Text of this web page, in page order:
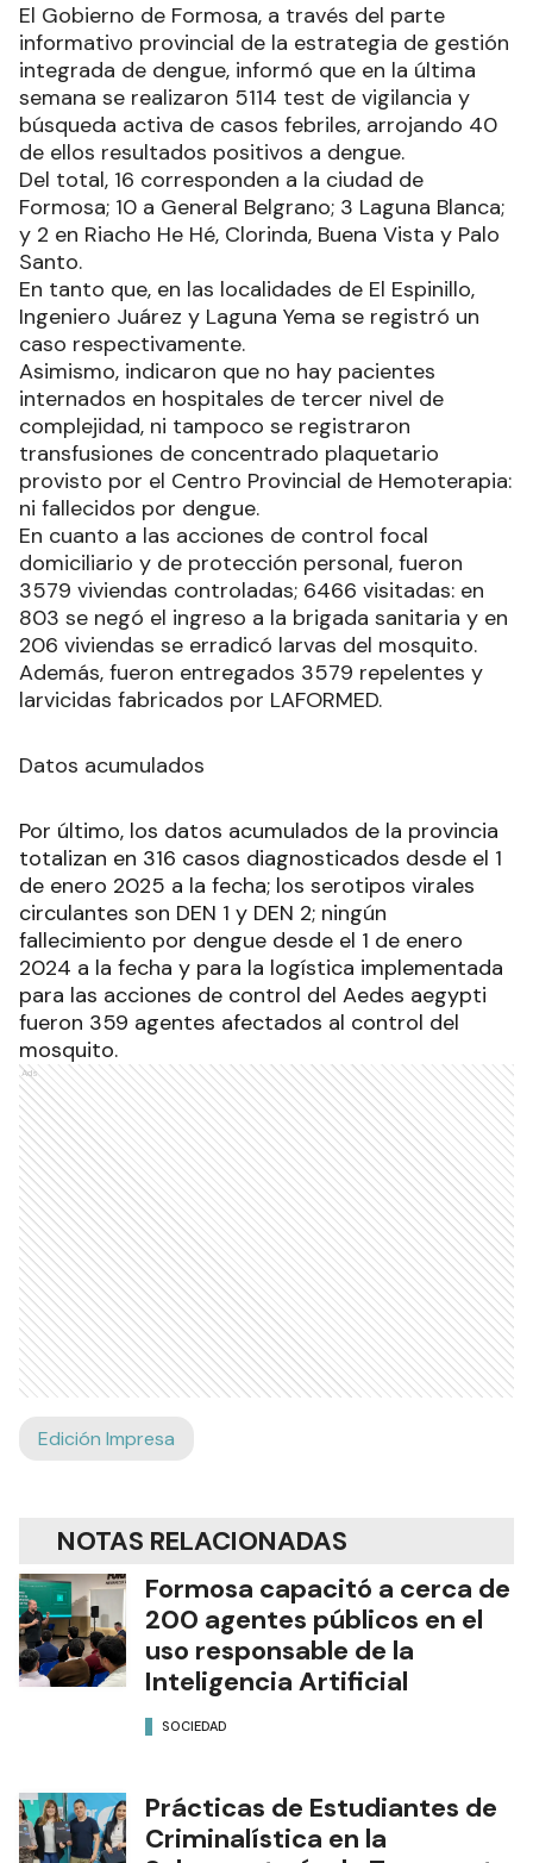
El Gobierno de Formosa, a través del parte
informativo provincial de la estrategia de gestión
integrada de dengue, informó que en la última
semana se realizaron 5114 test de vigilancia y
búsqueda activa de casos febriles, arrojando 40
de ellos resultados positivos a dengue.
Del total, 16 corresponden a la ciudad de
Formosa; 10 a General Belgrano; 3 Laguna Blanca;
y 2 en Riacho He Hé, Clorinda, Buena Vista y Palo
Santo.
En tanto que, en las localidades de El Espinillo,
Ingeniero Juárez y Laguna Yema se registró un
caso respectivamente.
Asimismo, indicaron que no hay pacientes
internados en hospitales de tercer nivel de
complejidad, ni tampoco se registraron
transfusiones de concentrado plaquetario
provisto por el Centro Provincial de Hemoterapia:
ni fallecidos por dengue.
En cuanto a las acciones de control focal
domiciliario y de protección personal, fueron
3579 viviendas controladas; 6466 visitadas: en
803 se negó el ingreso a la brigada sanitaria y en
206 viviendas se erradicó larvas del mosquito.
Además, fueron entregados 3579 repelentes y
larvicidas fabricados por LAFORMED.
Datos acumulados
Por último, los datos acumulados de la provincia
totalizan en 316 casos diagnosticados desde el 1
de enero 2025 a la fecha; los serotipos virales
circulantes son DEN 1 y DEN 2; ningún
fallecimiento por dengue desde el 1 de enero
2024 a la fecha y para la logística implementada
para las acciones de control del Aedes aegypti
fueron 359 agentes afectados al control del
mosquito.
Ads
Edición Impresa
NOTAS RELACIONADAS
Formosa capacitó a cerca de
200 agentes públicos en el
uso responsable de la
Inteligencia Artificial
SOCIEDAD
Prácticas de Estudiantes de
Criminalística en la